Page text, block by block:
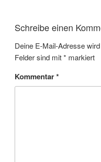
Schreibe einen
Deine E-Mail-Adresse
Felder sind mit* markiert
Kommentar*